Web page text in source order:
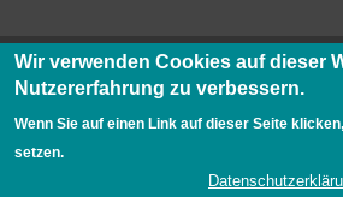
Wir verwenden Cookies auf dieser
Nutzererfahrung zu verbessern.
Wenn Sie auf einen Link auf dieser Seite
setzen.